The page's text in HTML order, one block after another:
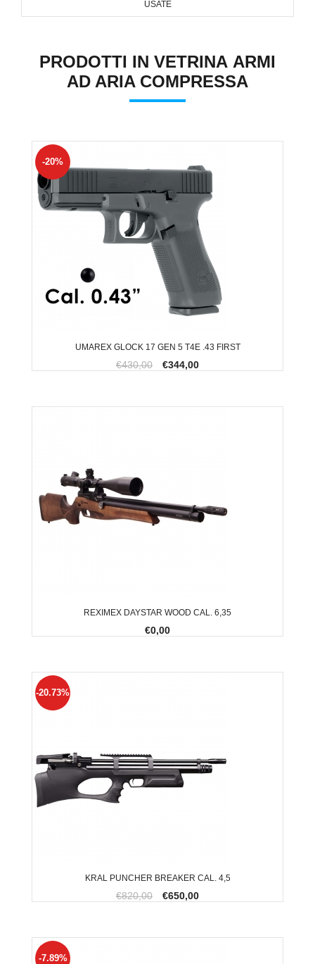
USATE
PRODOTTI IN VETRINA ARMI
AD ARIA COMPRESSA
UMAREX GLOCK 17 GEN 5 T4E .43 FIRST
-20%
€430,00 €344,00
REXIMEX DAYSTAR WOOD CAL. 6,35
€0,00
KRAL PUNCHER BREAKER CAL. 4,5
-20.73%
€820,00 €650,00
-7.89%